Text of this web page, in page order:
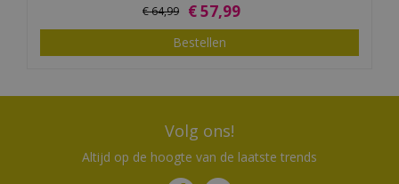
€64,99 €57,99
Bestellen
Volg ons!
Altijd op de hoogte van de laatste trends